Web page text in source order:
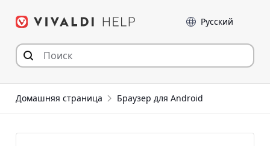
Language
Домашняя страница Браузер для Android